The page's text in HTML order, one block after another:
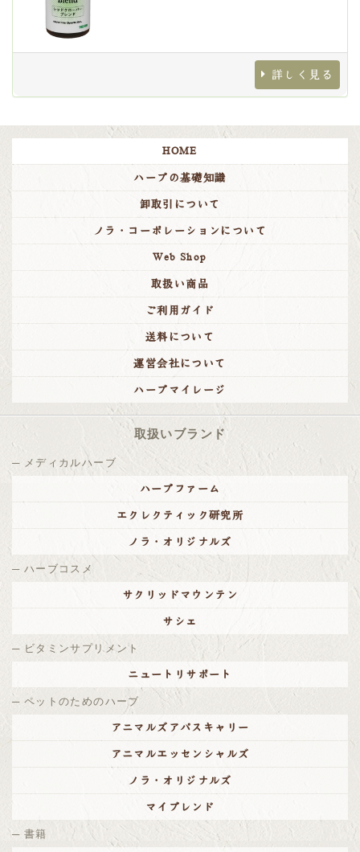
詳しく見る
HOME
ハーブの基礎知識
卸取引について
ノラ・コーポレーションについて
Web Shop
取扱い商品
ご利用ガイド
送料について
運営会社について
ハーブマイレージ
取扱いブランド
メディカルハーブ
ハーブファーム
エクレクティック研究所
ノラ・オリジナルズ
ハーブコスメ
サクリッドマウンテン
サシェ
ビタミンサプリメント
ニュートリサポート
ペットのためのハーブ
アニマルズアパスキャリー
アニマルエッセンシャルズ
ノラ・オリジナルズ
マイブレンド
書籍